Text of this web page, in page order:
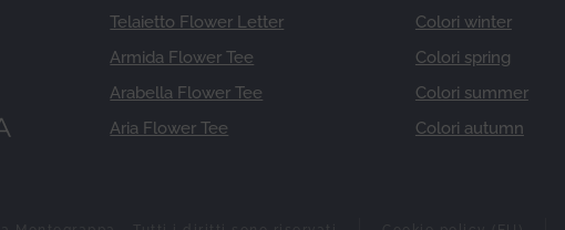
Telaietto Flower Letter
Armida Flower Tee
Arabella Flower Tee
Aria Flower Tee
Colori winter
Colori spring
Colori summer
Colori autumn